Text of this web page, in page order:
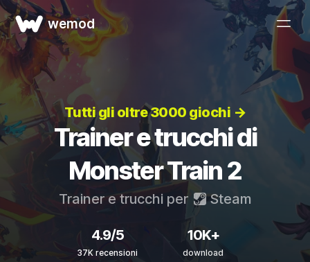
wemod
Tutti gli oltre 3000 giochi →
Trainer e trucchi di
Monster Train 2
Trainer e trucchi per Steam
4.9/5
37K recensioni
10K+
download